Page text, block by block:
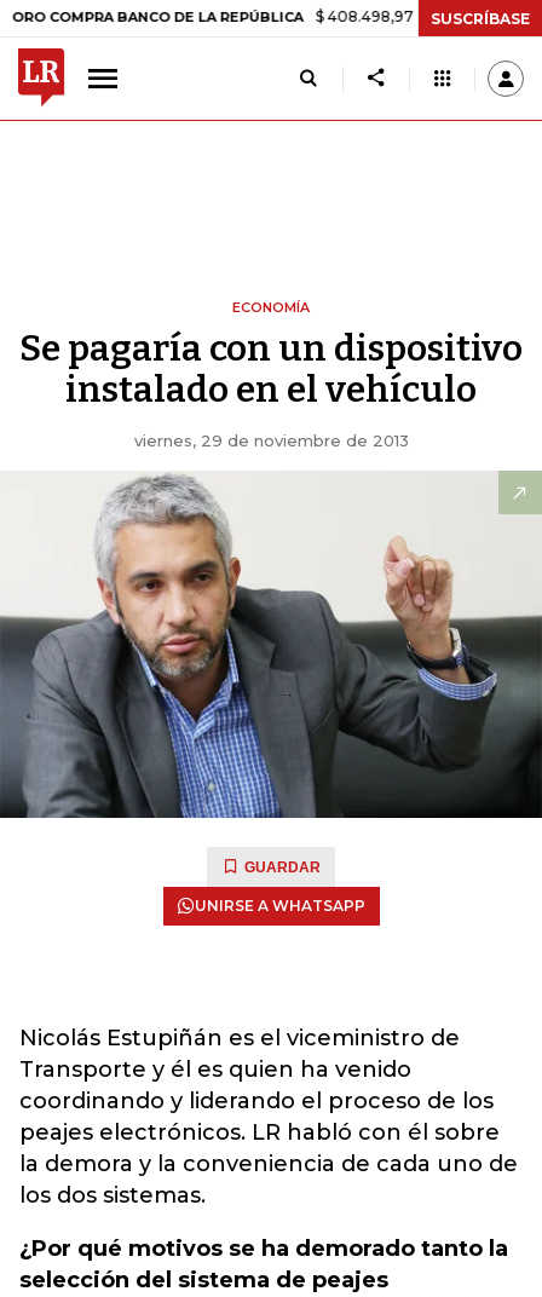
BANCO DE LA REPÚBLICA $ 408.498,97 +$ 8.753,81 +2,19%
SUSCRÍBASE
ECONOMÍA
Se pagaría con un dispositivo
instalado en el vehículo
viernes, 29 de noviembre de 2013
GUARDAR
UNIRSE A WHATSAPP
Nicolás Estupiñán es el viceministro de
Transporte y él es quien ha venido
coordinando y liderando el proceso de los
peajes electrónicos. LR habló con él sobre
la demora y la conveniencia de cada uno de
los dos sistemas.
¿Por qué motivos se ha demorado tanto la
selección del sistema de peajes